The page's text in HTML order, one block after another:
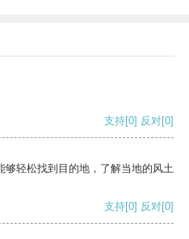
支持[0] 反对[0]
够轻松找到目的地，了解当地的风土
支持[0] 反对[0]